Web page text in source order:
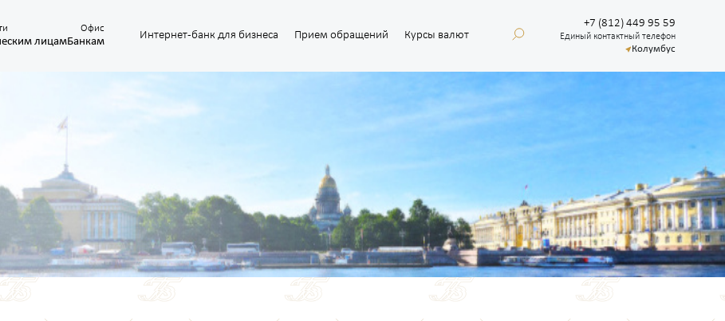
Офис
лицамБанкам
Интернет-банк для бизнеса Прием обращений Курсы валют
+7 (812) 449 95 59
Единый контактный телефон
Колумбус